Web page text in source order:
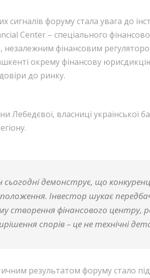
сигналів форуму стала увага до
Center – спеціального
незалежним фінансовим
окрему фінансову
до ринку.
Лебедєвої, власниці української
сьогодні демонструє, що
положення. Інвестор шукає
створення фінансового центру,
спорів – це не технічні
результатом форуму стало